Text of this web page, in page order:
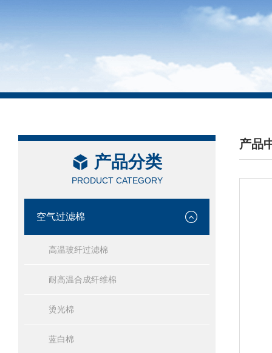
产品分类
PRODUCT CATEGORY
空气过滤棉
高温玻纤过滤棉
耐高温合成纤维棉
烫光棉
蓝白棉
产品
/